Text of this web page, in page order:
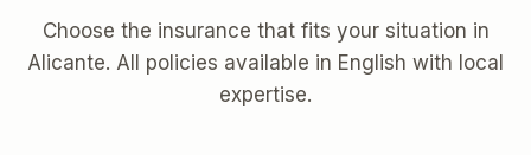
Choose the insurance that fits your situation in
Alicante. All policies available in English with local
expertise.